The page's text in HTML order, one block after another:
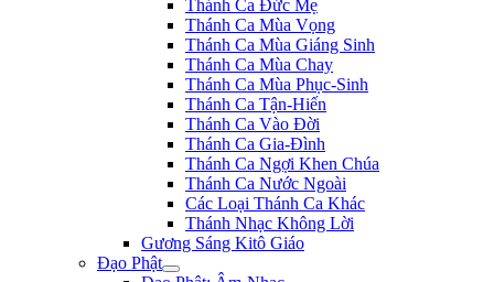
Thánh Ca Đức Mẹ
Thánh Ca Mùa Vọng
Thánh Ca Mùa Giáng Sinh
Thánh Ca Mùa Chay
Thánh Ca Mùa Phục-Sinh
Thánh Ca Tận-Hiến
Thánh Ca Vào Đời
Thánh Ca Gia-Đình
Thánh Ca Ngợi Khen Chúa
Thánh Ca Nước Ngoài
Các Loại Thánh Ca Khác
Thánh Nhạc Không Lời
Gương Sáng Kitô Giáo
Đạo Phật